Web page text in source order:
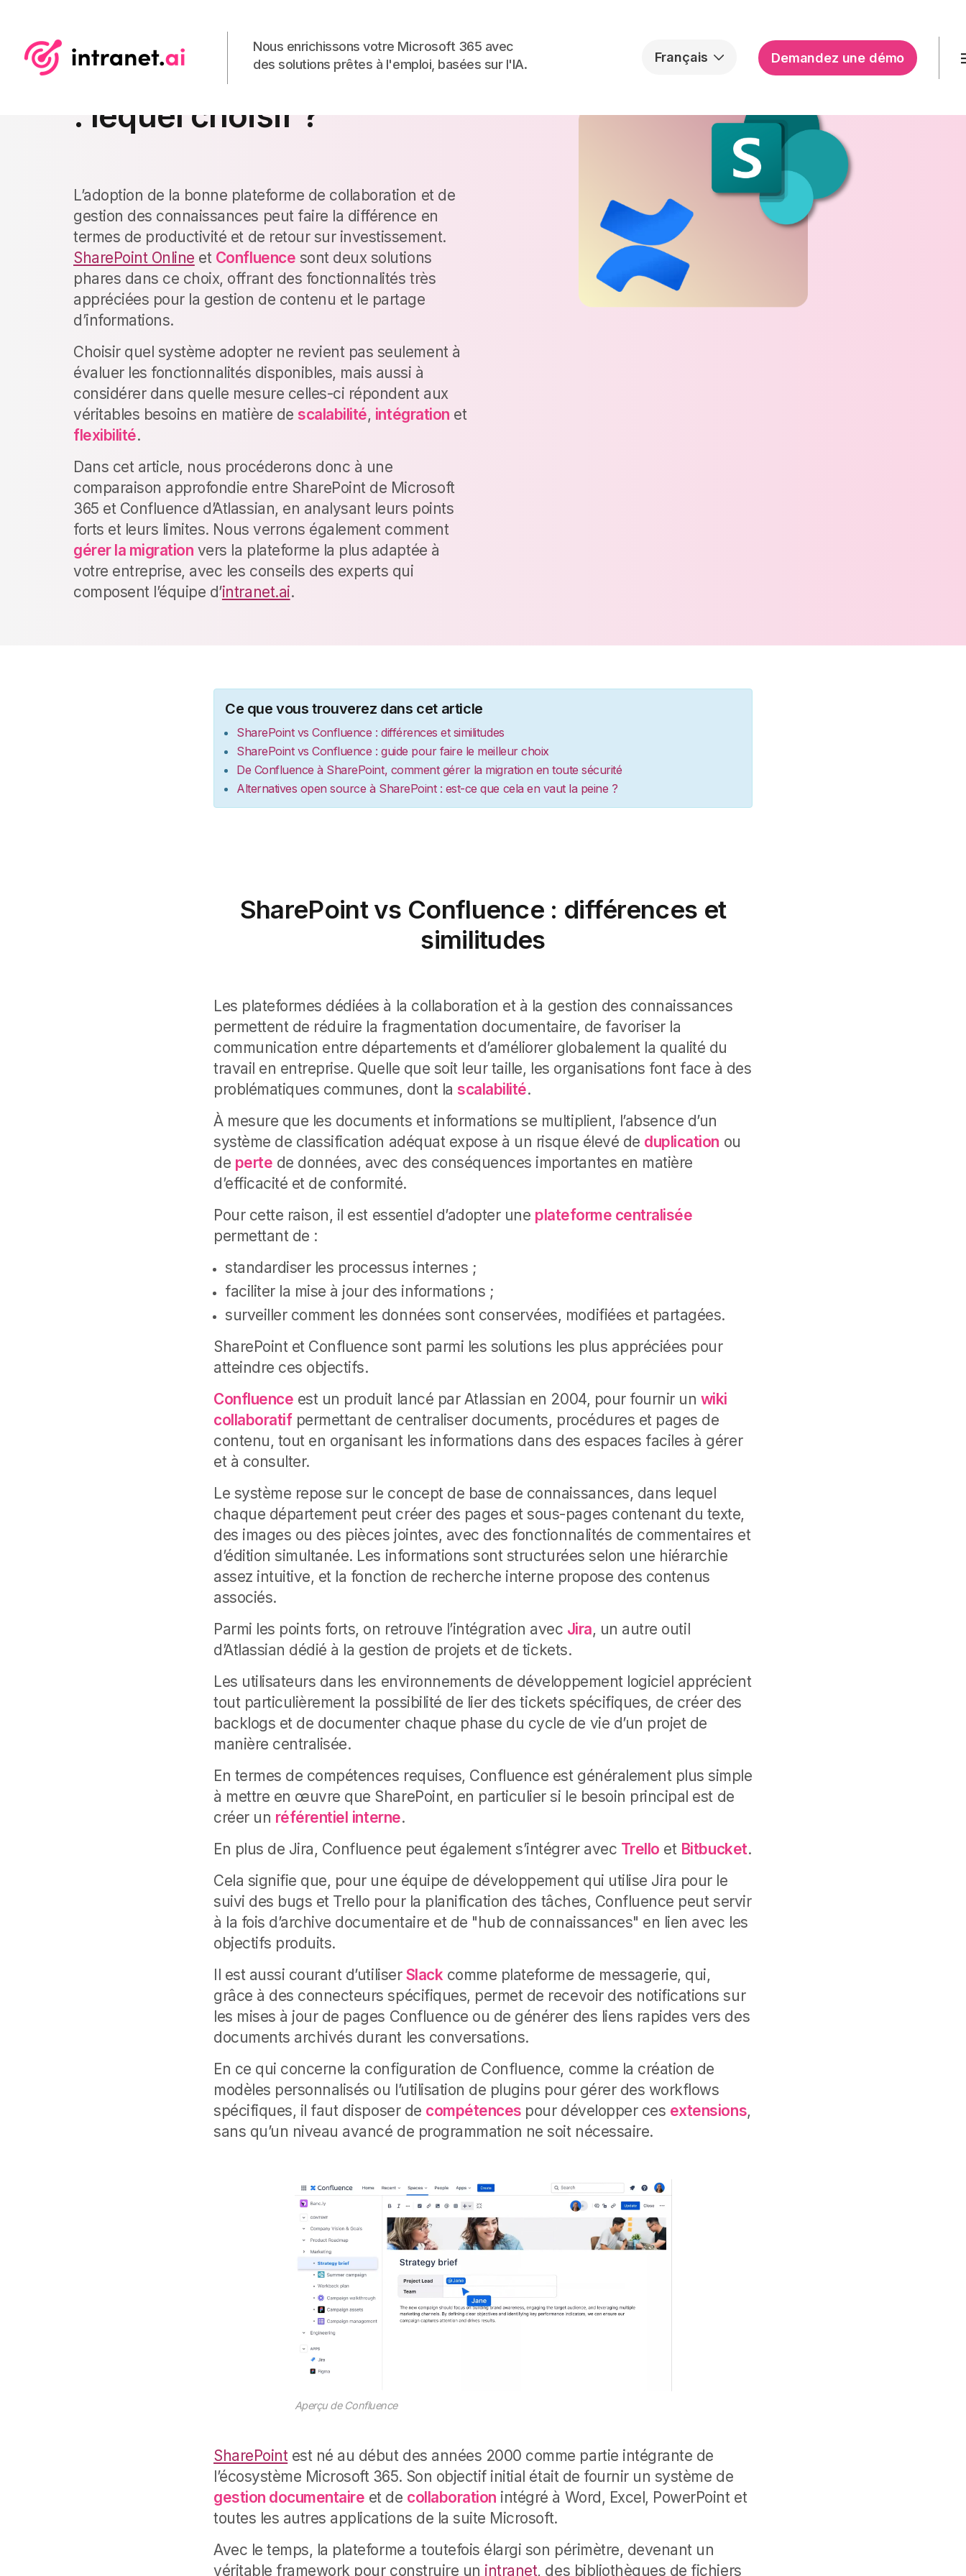
Nous enrichissons votre Microsoft 365 avec
des solutions prêtes à l'emploi, basées sur l'IA.
Français Demandez une démo
SharePoint vs Confluence
: lequel choisir ?
L’adoption de la bonne plateforme de collaboration et de
gestion des connaissances peut faire la différence en
termes de productivité et de retour sur investissement.
SharePoint Online et Confluence sont deux solutions
phares dans ce choix, offrant des fonctionnalités très
appréciées pour la gestion de contenu et le partage
d’informations.
Choisir quel système adopter ne revient pas seulement à
évaluer les fonctionnalités disponibles, mais aussi à
considérer dans quelle mesure celles-ci répondent aux
véritables besoins en matière de scalabilité, intégration et
flexibilité.
Dans cet article, nous procéderons donc à une
comparaison approfondie entre SharePoint de Microsoft
365 et Confluence d’Atlassian, en analysant leurs points
forts et leurs limites. Nous verrons également comment
gérer la migration vers la plateforme la plus adaptée à
votre entreprise, avec les conseils des experts qui
composent l’équipe d’intranet.ai.
Ce que vous trouverez dans cet article
SharePoint vsConfluence : différences et similitudes
SharePoint vs Confluence : guide pour faire le meilleur choix
De Confluence à SharePoint, comment gérer la migration en toute sécurité
Alternatives open source à SharePoint : est-ce que cela en vaut la peine ?
SharePoint vs Confluence : différences et
similitudes
Les plateformes dédiées à la collaboration et à la gestion des connaissances
permettent de réduire la fragmentation documentaire, de favoriser la
communication entre départements et d’améliorer globalement la qualité du
travail en entreprise. Quelle que soit leur taille, les organisations font face à des
problématiques communes, dont la scalabilité.
À mesure que les documents et informations se multiplient, l’absence d’un
système de classification adéquat expose à un risque élevé de duplication ou
de perte de données, avec des conséquences importantes en matière
d’efficacité et de conformité.
Pour cette raison, il est essentiel d’adopter une plateforme centralisée
permettant de :
standardiser les processus internes ;
faciliter la mise à jour des informations ;
surveiller comment les données sont conservées, modifiées et partagées.
SharePoint et Confluence sont parmi les solutions les plus appréciées pour
atteindre ces objectifs.
Confluence est un produit lancé par Atlassian en 2004, pour fournir un wiki
collaboratifpermettant de centraliser documents, procédures et pages de
contenu, tout en organisant les informations dans des espaces faciles à gérer
et à consulter.
Le système repose sur le concept de base de connaissances, dans lequel
chaque département peut créer des pages et sous-pages contenant du texte,
des images ou des pièces jointes, avec des fonctionnalités de commentaires et
d’édition simultanée. Les informations sont structurées selon une hiérarchie
assez intuitive, et la fonction de recherche interne propose des contenus
associés.
Parmi les points forts, on retrouve l’intégration avec Jira, un autre outil
d’Atlassian dédié à la gestion de projets et de tickets.
Les utilisateurs dans les environnements de développement logiciel apprécient
tout particulièrement la possibilité de lier des tickets spécifiques, de créer des
backlogs et de documenter chaque phase du cycle de vie d’un projet de
manière centralisée.
En termes de compétences requises, Confluence est généralement plus simple
à mettre en œuvre que SharePoint, en particulier si le besoin principal est de
créer un référentiel interne.
En plus de Jira, Confluence peut également s’intégrer avec Trello et Bitbucket.
Cela signifie que, pour une équipe de développement qui utilise Jira pour le
suivi des bugs et Trello pour la planification des tâches, Confluence peut servir
à la fois d’archive documentaire et de "hub de connaissances" en lien avec les
objectifs produits.
Il est aussi courant d’utiliser Slackcomme plateforme de messagerie, qui,
grâce à des connecteurs spécifiques, permet de recevoir des notifications sur
les mises à jour de pages Confluence ou de générer des liens rapides vers des
documents archivés durant les conversations.
En ce qui concerne la configuration de Confluence, comme la création de
modèles personnalisés ou l’utilisation de plugins pour gérer des workflows
spécifiques, il faut disposer de compétences pour développer ces extensions,
sans qu’un niveau avancé de programmation ne soit nécessaire.
Aperçu de Confluence
SharePointest né au début des années 2000 comme partie intégrante de
l’écosystème Microsoft 365. Son objectif initial était de fournir un système de
gestion documentaire et de collaboration intégré à Word, Excel, PowerPoint et
toutes les autres applications de la suite Microsoft.
Avec le temps, la plateforme a toutefois élargi son périmètre, devenant un
véritable framework pour construire un intranet, des bibliothèques de fichiers